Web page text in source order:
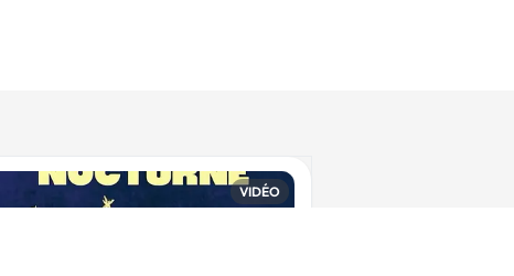
VIDÉO